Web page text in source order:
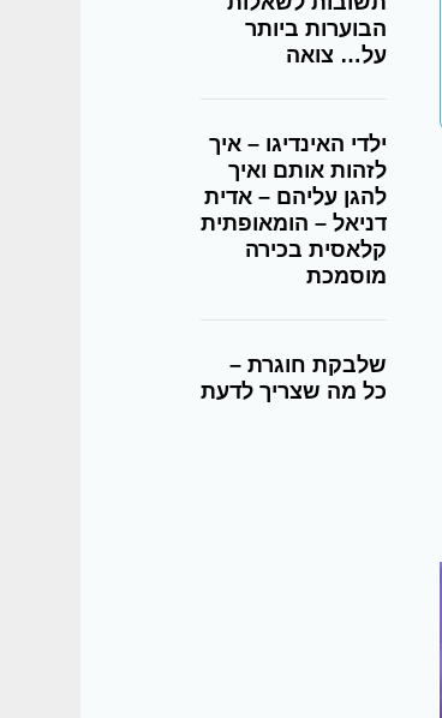
הבוערות ביותר
על… צואה
ילדי האינדיגו – איך
לזהות אותם ואיך
להגן עליהם – אדית
דניאל – הומאופתית
קלאסית בכירה
מוסמכת
שלבקת חוגרת –
כל מה שצריך לדעת